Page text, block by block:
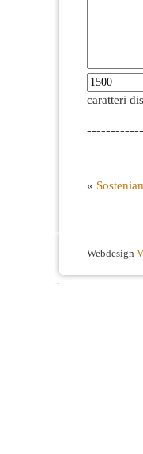
caratteri
«
Webdesign